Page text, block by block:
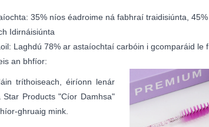
35% níos éadroime ná fabhraí traidisiúnta,
Idirnáisiúnta
Laghdú 78% ar astaíochtaí carbóin i gcomparáid
an bhfíor:
tríthoiseach, éiríonn lenár
Products "Cíor Damhsa"
ghruaig mink.